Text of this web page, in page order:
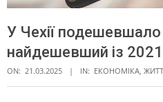
У Чехії
найдешевший із
ON: 21.03.2025 IN: ЕКОНОМІКА,